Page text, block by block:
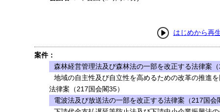
はじめから再
案件：
森林経営管理法及び森林法の一部を改正する法律案
地域の自主性及び自立性を高めるための改革の推進
法律案（217国会閣35）
電波法及び放送法の一部を改正する法律案（217国会